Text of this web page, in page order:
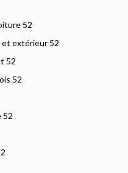
52
extérieur 52
52
52
52